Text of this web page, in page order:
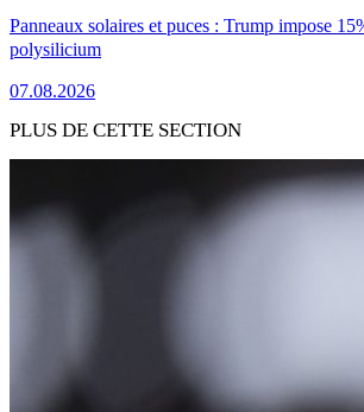
Panneaux solaires et puces : Trump impose
polysilicium
07.08.2026
PLUS DE CETTE SECTION